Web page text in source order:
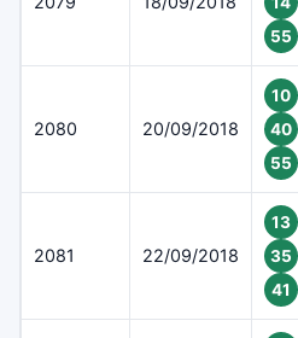
55
2080 20/09/2018
10
40
55
2081 22/09/2018
13
35
41